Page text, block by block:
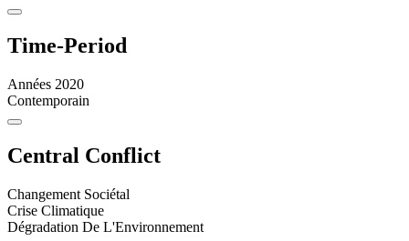
Time-Period
Années 2020
Contemporain
Central Conflict
Changement Sociétal
Crise Climatique
Dégradation De L'Environnement